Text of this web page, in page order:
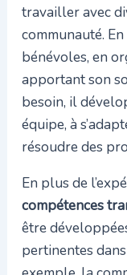
travailler avec
communauté.
bénévoles, en
apportant son
besoin, il
équipe, à
résoudre des
En plus de
compétences
être
pertinentes